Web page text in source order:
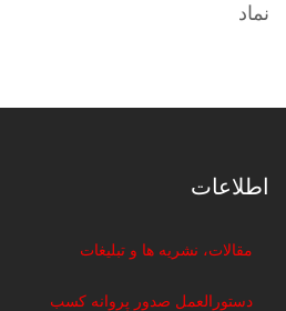
نماد
اطلاعات
مقالات، نشریه ها و تبلیغات
دستورالعمل صدور پروانه کسب